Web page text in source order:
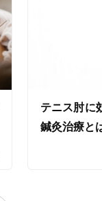
テニス肘に
鍼灸治療と